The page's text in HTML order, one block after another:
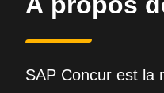
SAP Concur est la